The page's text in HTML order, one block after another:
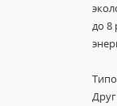
до 8